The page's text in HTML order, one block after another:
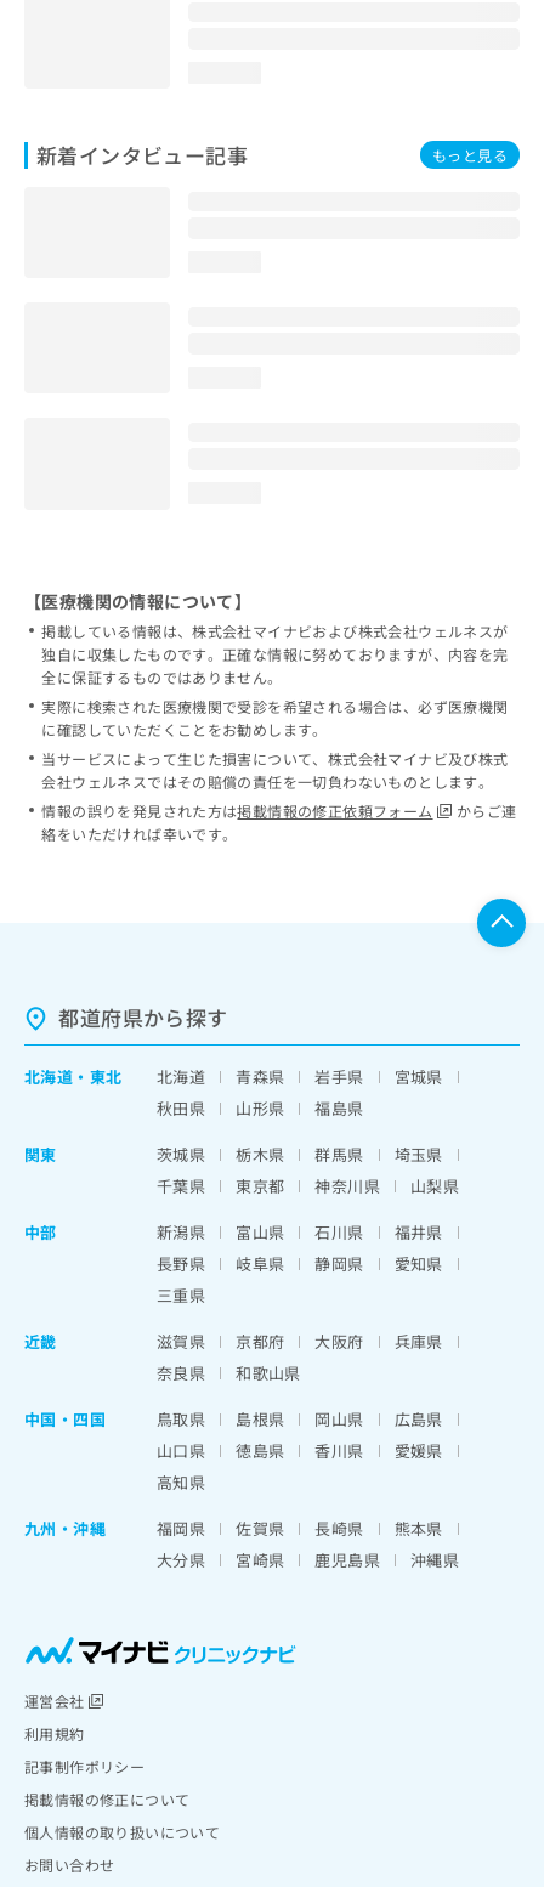
新着インタビュー記事 もっと見る
【医療機関の情報について】
掲載している情報は、株式会社マイナビおよび株式会社ウェルネスが
独自に収集したものです。正確な情報に努めておりますが、内容を完
全に保証するものではありません。
実際に検索された医療機関で受診を希望される場合は、必ず医療機関
に確認していただくことをお勧めします。
当サービスによって生じた損害について、株式会社マイナビ及び株式
会社ウェルネスではその賠償の責任を一切負わないものとします。
情報の誤りを発見された方は掲載情報の修正依頼フォーム
からご連
絡をいただければ幸いです。
都道府県から探す
北海道 ・ 東北 北海道 青森県 岩手県
宮城県
秋田県
山形県
福島県
関東
茨城県 栃木県 群馬県
埼玉県
千葉県
東京都 神奈川県
山梨県
中部
新潟県 富山県 石川県
福井県
長野県
岐阜県 静岡県
愛知県
三重県
近畿
滋賀県 京都府 大阪府
兵庫県
奈良県
和歌山県
中国・四国
鳥取県 島根県 岡山県
広島県
山口県
徳島県 香川県
愛媛県
高知県
九州・沖縄
福岡県 佐賀県 長崎県
熊本県
大分県
宮崎県 鹿児島県 沖縄県
運営会社
利用規約
記事制作ポリシー
掲載情報の修正について
個人情報の取り扱いについて
お問い合わせ